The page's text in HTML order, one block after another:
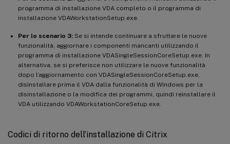
programma di installazione VDA completo o il programma di
installazione VDAWorkstationSetup.exe.
Per lo scenario 3: Se si intende continuare a sfruttare le nuove
funzionalità, aggiornare i componenti mancanti utilizzando il
programma di installazione VDASingleSessionCoreSetup.exe. In
alternativa, se si preferisce non utilizzare le nuove funzionalità
dopo l’aggiornamento con VDASingleSessionCoreSetup.exe,
disinstallare prima il VDA dalla funzionalità di Windows per la
disinstallazione o la modifica dei programmi, quindi reinstallare il
VDA utilizzando VDAWorkstationCoreSetup.exe.
Codici di ritorno dell’installazione di Citrix